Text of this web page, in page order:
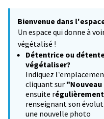
−
Bienvenue dans
Un espace qui donne à
végétalisé !
Détentrice ou
végétaliser?
Indiquez
cliquant sur
ensuite r
renseignant son
une nouvelle photo